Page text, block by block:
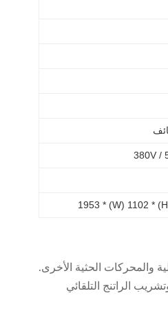
380V /
والمحركات الحثية الأخرى.
الراتنج التلقائي